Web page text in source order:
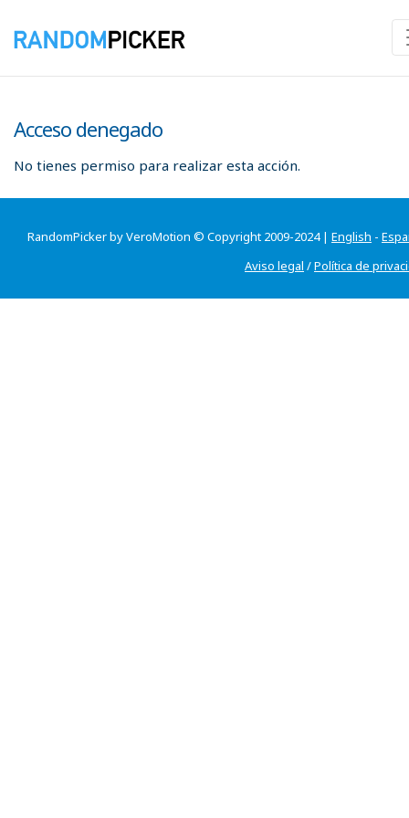
Acceso denegado
No tienes permiso para realizar esta acción.
RandomPicker by VeroMotion © Copyright 2009-2024 | English -
Aviso legal /Política de